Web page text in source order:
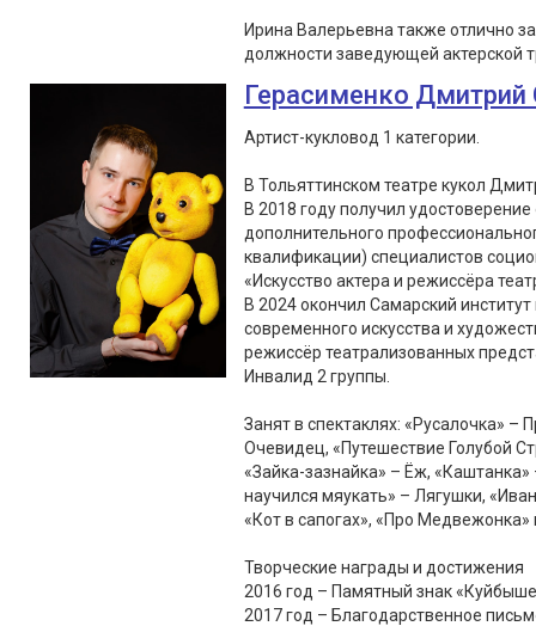
Ирина Валерьевна также отлично
должности заведующей актерской
Герасименко Дмитрий
Артист-кукловод 1 категории.
В Тольяттинском театре кукол
В 2018 году получил
дополнительного
квалификации) специалистов
«Искусство актера и режиссёра
В 2024 окончил Самарский
современного искусства и
режиссёр театрализованных
Инвалид 2 группы.
Занят в спектаклях: «Русалочка»
Очевидец, «Путешествие Голубой
«Зайка-зазнайка» – Ёж,
научился мяукать» – Лягушки,
«Кот в сапогах», «Про Медвежонка»
Творческие награды и достижения
2016 год – Памятный знак
2017 год – Благодарственное